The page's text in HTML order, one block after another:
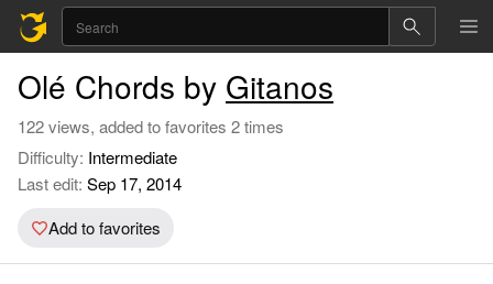
Olé Chords by Gitanos
122 views, added to favorites 2 times
Difficulty: Intermediate
Last edit: Sep 17, 2014
Add to favorites